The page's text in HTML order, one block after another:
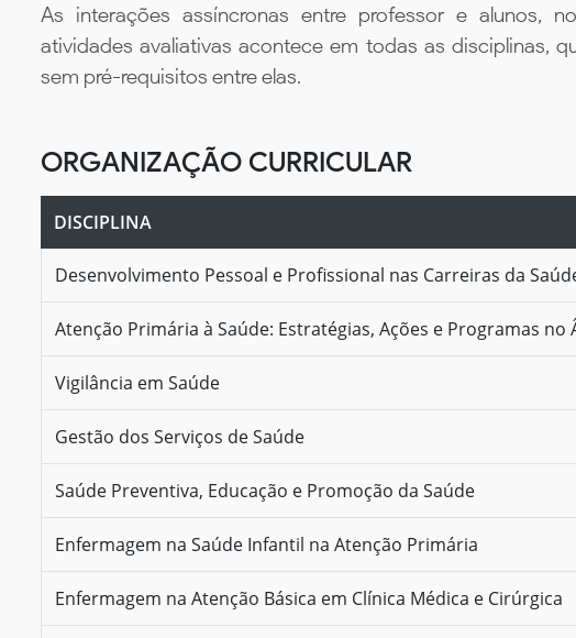
As interações assíncronas entre professor e alunos,
atividades avaliativas acontece em todas as disciplinas,
sem pré-requisitos entre elas.
ORGANIZAÇÃO CURRICULAR
DISCIPLINA
Desenvolvimento Pessoal e Profissional nas Carreiras da
Atenção Primária à Saúde: Estratégias, Ações e Programas no
Vigilância em Saúde
Gestão dos Serviços de Saúde
Saúde Preventiva, Educação e Promoção da Saúde
Enfermagem na Saúde Infantil na Atenção Primária
Enfermagem na Atenção Básica em Clínica Médica e Cirúrgica